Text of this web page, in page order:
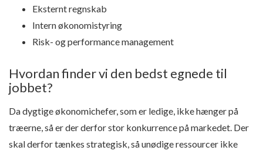
Eksternt regnskab
Intern økonomistyring
Risk- og performance management
Hvordan finder vi den bedst egnede til
jobbet?
Da dygtige økonomichefer, som er ledige, ikke hænger på
træerne, så er der derfor stor konkurrence på markedet. Der
skal derfor tænkes strategisk, så unødige ressourcer ikke